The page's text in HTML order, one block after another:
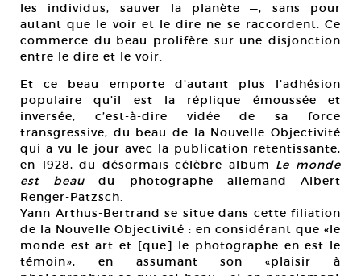
les individus, sauver la planète —, sans pour
autant que le voir et le dire ne se raccordent. Ce
commerce du beau prolifère sur une disjonction
entre le dire et le voir.
Et ce beau emporte d’autant plus l’adhésion
populaire qu’il est la réplique émoussée et
inversée, c’est-à-dire vidée de sa force
transgressive, du beau de la Nouvelle Objectivité
qui a vu le jour avec la publication retentissante,
en 1928, du désormais célèbre album Le monde
est beau du photographe allemand Albert
Renger-Patzsch.
Yann Arthus-Bertrand se situe dans cette filiation
de la Nouvelle Objectivité : en considérant que «le
monde est art et [que] le photographe en est le
témoin», en assumant son «plaisir à